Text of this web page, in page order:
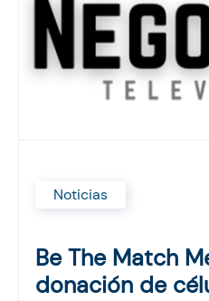
Noticias
Be The Match
donación de